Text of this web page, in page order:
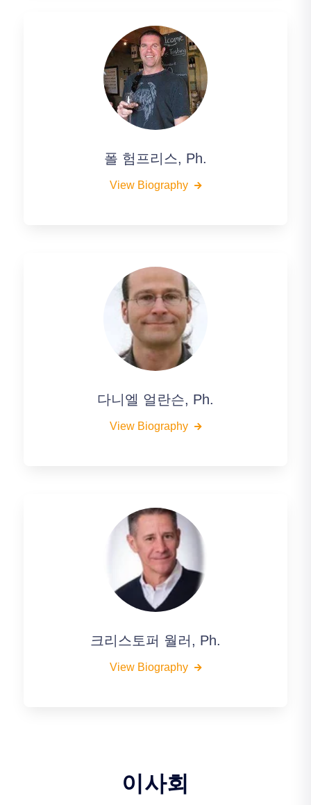
폴 험프리스, Ph.
View Biography
다니엘 얼란슨, Ph.
View Biography
크리스토퍼 월러, Ph.
View Biography
이사회